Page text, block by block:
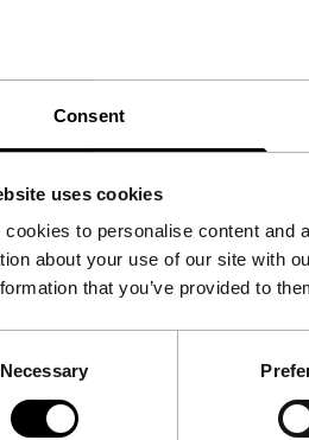
Consent
uses cookies
cookies to personalise content and
about your use of our site with
that you’ve provided to
Necessary